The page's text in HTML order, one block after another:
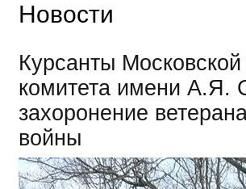
Новости
Курсанты
комитета имени А.Я.
захоронение
войны